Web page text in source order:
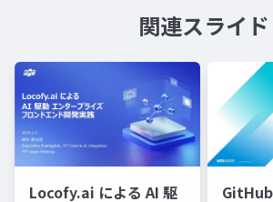
関連スライド
Locofy.ai による AI 駆